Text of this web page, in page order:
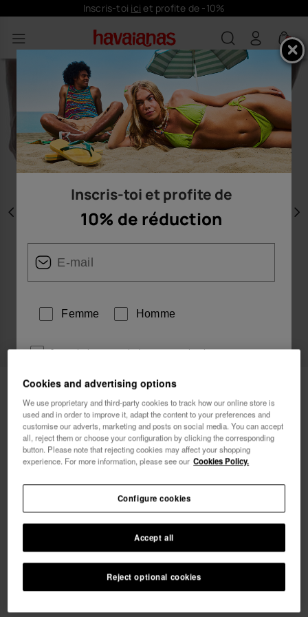
Inscris-toi ici et profite de -10%
0
Précédent
Havaianas Short de Bain Short Hava
Classics
m
AJOUTER AU PANIER
Inscris-toi et profite de
10% de réduction
Femme Homme
Je souhaite recevoir des communications
Politique de Confidentialité.
je veux 10% de
réduction
Cookies and advertising options
We use proprietary and third-party cookies to track how our online store is
used and in order to improve it, adapt the content to your preferences and
customise our adverts, marketing and posts on social media. You can accept
all, reject them or choose your configuration by clicking the corresponding
button. Please note that rejecting cookies may affect your shopping
experience. For more information, please see our Cookies Policy.
Reject optional cookies
Accept all
Configure cookies